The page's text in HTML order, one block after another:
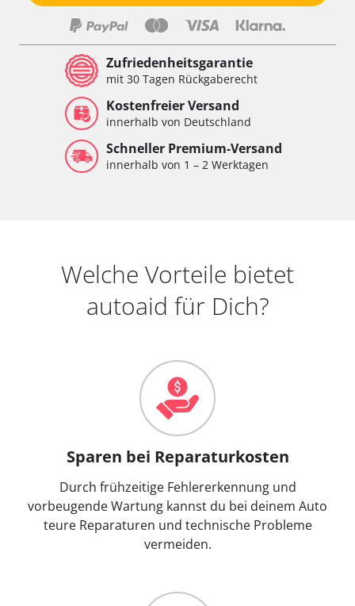
Zufriedenheitsgarantie
mit 30 Tagen Rückgaberecht
Kostenfreier Versand
innerhalb von Deutschland
Schneller Premium-Versand
innerhalb von 1 – 2 Werktagen
Welche Vorteile bietet
autoaid für Dich?
Sparen bei Reparaturkosten
Durch frühzeitige Fehlererkennung und
vorbeugende Wartung kannst du bei deinem Auto
teure Reparaturen und technische Probleme
vermeiden.